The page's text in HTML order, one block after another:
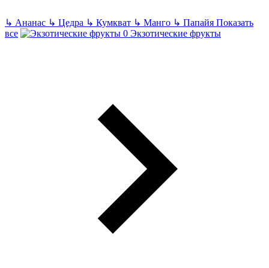
↳ Ананас ↳ Цедра ↳ Кумкват ↳ Манго ↳ Папайя Показать
все
Экзотические фрукты